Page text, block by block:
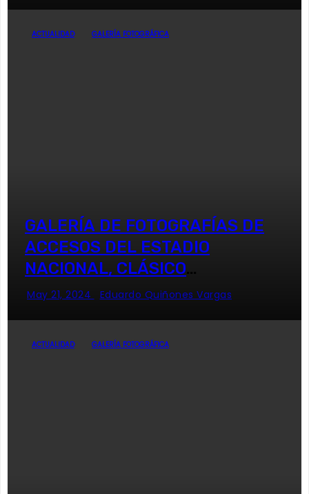
ACTUALIDAD GALERÍA FOTOGRÁFICA
GALERÍA DE FOTOGRAFÍAS DE
ACCESOS DEL ESTADIO
NACIONAL, CLÁSICO
UNIVERSITARIO
May 21, 2024 Eduardo Quiñones Vargas
ACTUALIDAD GALERÍA FOTOGRÁFICA